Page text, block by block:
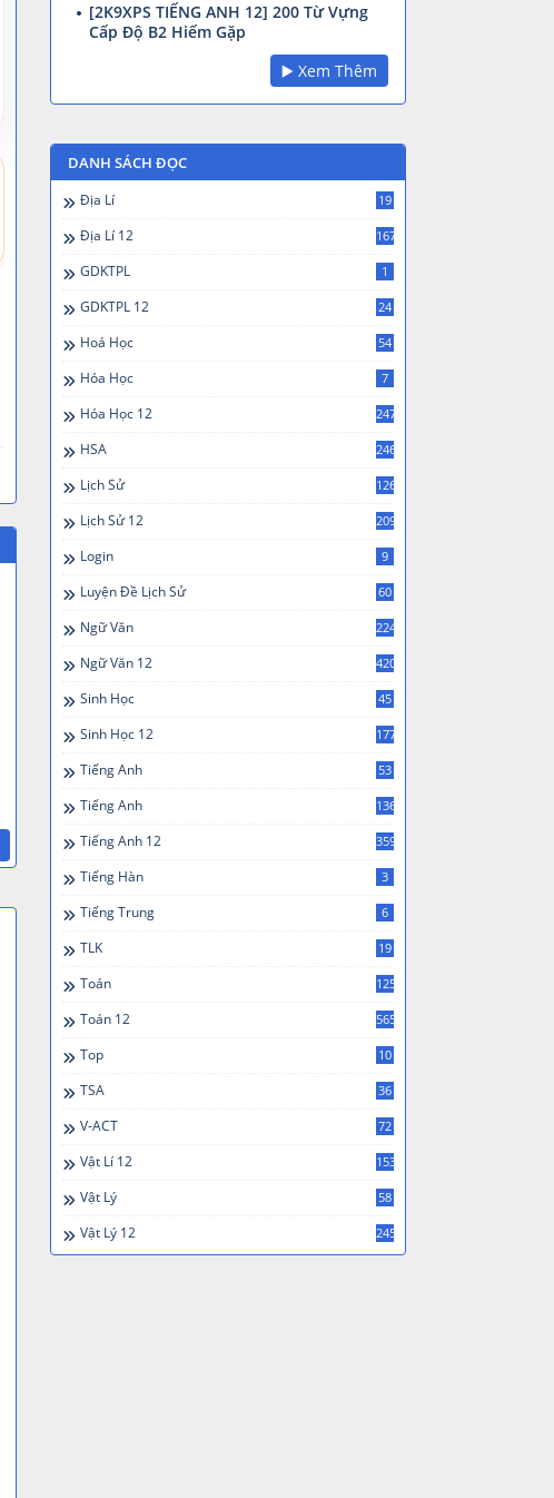
[2K9XPS TIẾNG ANH 12] 200 Từ Vựng
Cấp Độ B2 Hiếm Gặp
▶️ Xem Thêm
DANH SÁCH ĐỌC
Địa Lí 19
Địa Lí 12 167
GDKTPL 1
GDKTPL 12 24
Hoá Học 54
Hóa Học 7
Hóa Học 12 247
HSA 246
Lịch Sử 126
Lịch Sử 12 209
Login 9
Luyện Đề Lịch Sử 60
Ngữ Văn 224
Ngữ Văn 12 420
Sinh Học 45
Sinh Học 12 177
Tiếng Anh 53
Tiếng Anh 136
Tiếng Anh 12 359
Tiếng Hàn 3
Tiếng Trung 6
TLK 19
Toán 125
Toán 12 565
Top 10
TSA 36
V-ACT 72
Vật Lí 12 153
Vật Lý 58
Vật Lý 12 245